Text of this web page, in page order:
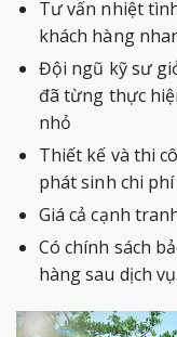
Tư vấn nhiệt
khách hàng
Đội ngũ kỹ sư
đã từng thực
nhỏ
Thiết kế và thi
phát sinh chi phí
Giá cả cạnh
Có chính sách
hàng sau dịch vụ.